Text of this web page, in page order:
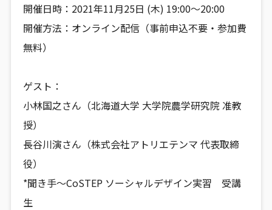
開催日時：2021年11月25日 (木) 19:00〜20:00
開催方法：オンライン配信（事前申込不要・参加費
無料）
ゲスト：
小林国之さん（北海道大学 大学院農学研究院 准教
授）
長谷川演さん（株式会社アトリエテンマ 代表取締
役）
*聞き手～CoSTEP ソーシャルデザイン実習 受講
生